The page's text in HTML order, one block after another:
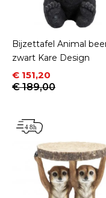
Bijzettafel Animal
zwart Kare Design
Prijs
€ 151,20
Normale prijs
€ 189,00